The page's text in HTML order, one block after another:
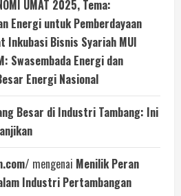
UMAT 2025, Tema:
Energi untuk Pemberdayaan
Inkubasi Bisnis Syariah MUI
Swasembada Energi dan
Energi Nasional
Besar di Industri Tambang: Ini
mengenai Menilik Peran
Industri Pertambangan